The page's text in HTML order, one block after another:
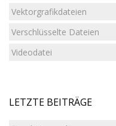
Vektorgrafikdateien
Verschlüsselte Dateien
Videodatei
LETZTE BEITRÄGE